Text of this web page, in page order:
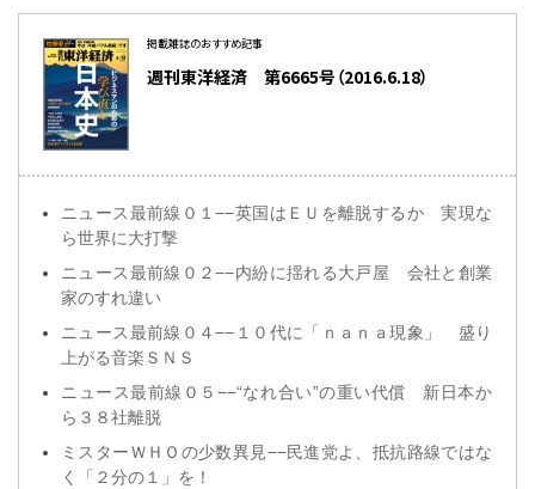
掲載雑誌のおすすめ記事
週刊東洋経済 第6665号（2016.6.18）
ニュース最前線０１−−英国はＥＵを離脱するか 実現な
ら世界に大打撃
ニュース最前線０２−−内紛に揺れる大戸屋 会社と創業
家のすれ違い
ニュース最前線０４−−１０代に「ｎａｎａ現象」 盛り
上がる音楽ＳＮＳ
ニュース最前線０５−−“なれ合い”の重い代償 新日本か
ら３８社離脱
ミスターＷＨＯの少数異見−−民進党よ、抵抗路線ではな
く「２分の１」を！